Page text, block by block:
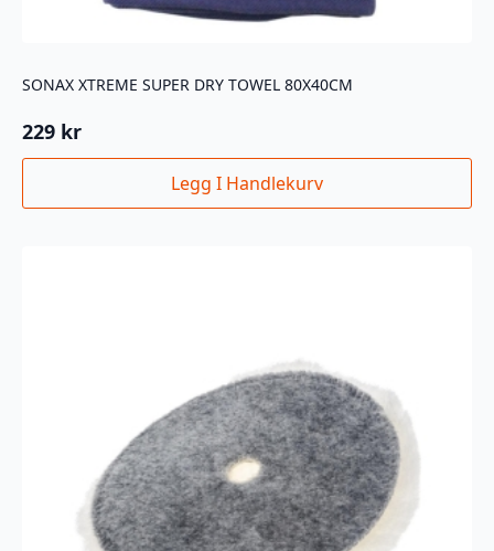
SONAX XTREME SUPER DRY TOWEL 80X40CM
229 kr
Legg I Handlekurv